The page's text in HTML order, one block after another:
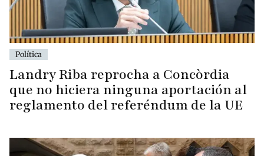
Política
Landry Riba reprocha a Concòrdia
que no hiciera ninguna aportación al
reglamento del referéndum de la UE